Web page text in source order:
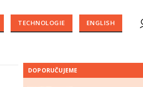
TECHNOLOGIE ENGLISH
DOPORUČUJEME